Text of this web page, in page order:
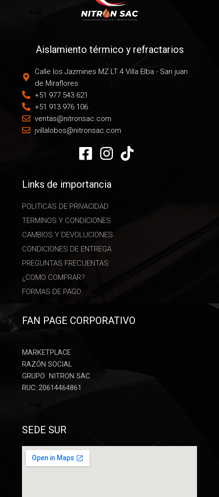
Aislamiento térmico y refractarios
Calle los Jazmines MZ LT 4 Villa Elba - San juan
de Miraflores
+51 977 543 621
+51 913 976 106
ventas@nitronsac.com
jvillalobos@nitronsac.com
Links de importancia
POLITICAS DE PRIVACIDAD
TERMINOS Y CONDICIONES
CAMBIOS Y DEVOLUCIONES
CONDICIONES DE ENTREGA
PREGUNTAS FRECUENTAS
¿COMO COMPRAR?
FORMAS DE PAGO
FAN PAGE CORPORATIVO
MARKETPLACE
RAZÓN SOCIAL
GRUPO NITRON SAC
RUC: 20614464861
SEDE SUR